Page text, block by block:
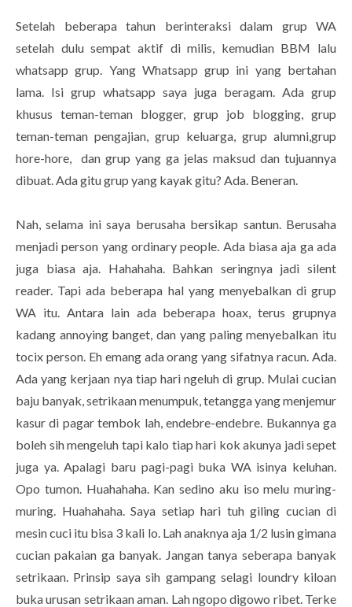
Setelah beberapa tahun berinteraksi dalam grup WA
setelah dulu sempat aktif di milis, kemudian BBM lalu
whatsapp grup. Yang Whatsapp grup ini yang bertahan
lama. Isi grup whatsapp saya juga beragam. Ada grup
khusus teman-teman blogger, grup job blogging, grup
teman-teman pengajian, grup keluarga, grup alumni,grup
hore-hore, dan grup yang ga jelas maksud dan tujuannya
dibuat. Ada gitu grup yang kayak gitu? Ada. Beneran.
Nah, selama ini saya berusaha bersikap santun. Berusaha
menjadi person yang ordinary people. Ada biasa aja ga ada
juga biasa aja. Hahahaha. Bahkan seringnya jadi silent
reader. Tapi ada beberapa hal yang menyebalkan di grup
WA itu. Antara lain ada beberapa hoax, terus grupnya
kadang annoying banget, dan yang paling menyebalkan itu
tocix person. Eh emang ada orang yang sifatnya racun. Ada.
Ada yang kerjaan nya tiap hari ngeluh di grup. Mulai cucian
baju banyak, setrikaan menumpuk, tetangga yang menjemur
kasur di pagar tembok lah, endebre-endebre. Bukannya ga
boleh sih mengeluh tapi kalo tiap hari kok akunya jadi sepet
juga ya. Apalagi baru pagi-pagi buka WA isinya keluhan.
Opo tumon. Huahahaha. Kan sedino aku iso melu muring-
muring. Huahahaha. Saya setiap hari tuh giling cucian di
mesin cuci itu bisa 3 kali lo. Lah anaknya aja 1/2 lusin gimana
cucian pakaian ga banyak. Jangan tanya seberapa banyak
setrikaan. Prinsip saya sih gampang selagi loundry kiloan
buka urusan setrikaan aman. Lah ngopo digowo ribet. Terke